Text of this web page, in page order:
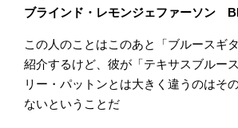
ブラインド・レモンジェファーソン
この人のことはこのあと「ブルースギ
紹介するけど、彼が「テキサスブルー
リー・パットンとは大きく違うのはそ
ないということだ